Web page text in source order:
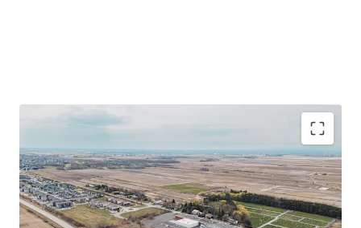
Propriété industrielle de premier ordre de ±152 293
pi² sur un terrain de ±514 568 pi² à Saint-Rémi,
Québec